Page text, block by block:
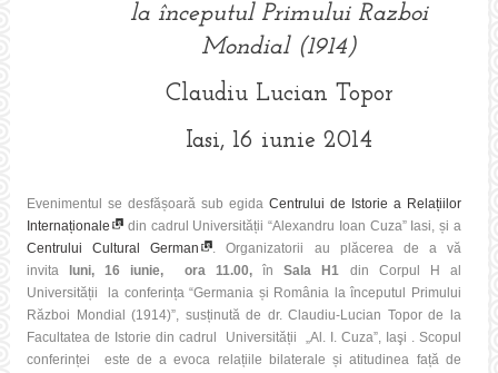
la începutul Primului Razboi
Mondial (1914)
Claudiu Lucian Topor
Iasi, 16 iunie 2014
Evenimentul se desfășoară sub egida Centrului de Istorie a Relațiilor
Internaționale
din cadrul Universității “Alexandru Ioan Cuza” Iasi, și a
Centrului Cultural German
. Organizatorii au plăcerea de a vă
invita
luni, 16 iunie, ora 11.00,înSala H1 din Corpul H al
Universității la conferința “Germania și România la începutul Primului
Război Mondial (1914)”, susținută de dr. Claudiu-Lucian Topor de la
Facultatea de Istorie din cadrul Universității „Al. I. Cuza”, Iaşi . Scopul
conferinței este de a evoca relațiile bilaterale și atitudinea față de